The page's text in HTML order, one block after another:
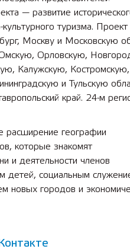
— развитие
туризма.
Москву и Московскую
Орловскую,
Калужскую, Костромскую,
и Тульскую
край. 24-м
расширение географии
которые знакомят
и деятельности членов
детей, социальным
новых городов и